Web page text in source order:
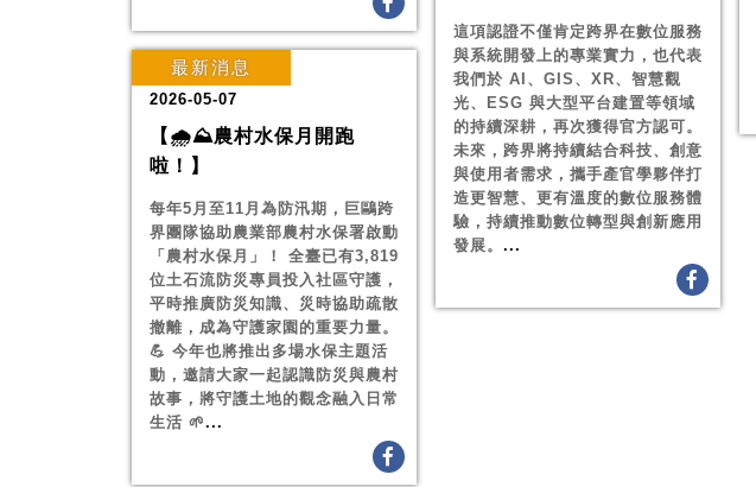
這項認證不僅肯定跨界在數位服務
與系統開發上的專業實力，也代表
我們於 AI、GIS、XR、智慧觀
光、ESG 與大型平台建置等領域
的持續深耕，再次獲得官方認可。
未來，跨界將持續結合科技、創意
與使用者需求，攜手產官學夥伴打
造更智慧、更有溫度的數位服務體
驗，持續推動數位轉型與創新應用
發展。 ...
最新消息
2026-05-07
【🌧️⛰️農村水保月開跑
啦！】
每年5月至11月為防汛期，巨鷗跨
界團隊協助農業部農村水保署啟動
「農村水保月」！ 全臺已有3,819
位土石流防災專員投入社區守護，
平時推廣防災知識、災時協助疏散
撤離，成為守護家園的重要力量。
💪 今年也將推出多場水保主題活
動，邀請大家一起認識防災與農村
故事，將守護土地的觀念融入日常
生活 🌱...